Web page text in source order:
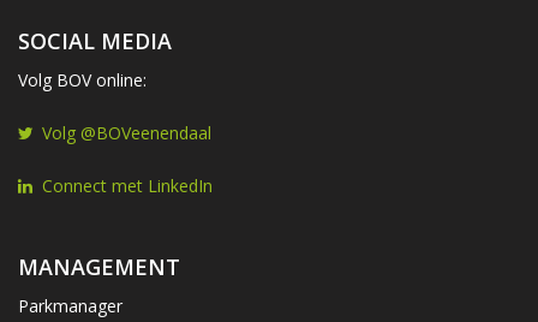
SOCIAL MEDIA
Volg BOV online:
Volg @BOVeenendaal
Connect met LinkedIn
MANAGEMENT
Parkmanager